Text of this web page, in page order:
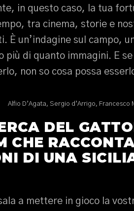
in questo caso, la tua
tra cinema, storie e
È un’indagine sul campo,
più di quanto immagini. E
non so cosa possa
Alfio D’Agata, Sergio d’Arrigo, Francesco
DEL
CHE
DI UNA
a mettere in gioco la